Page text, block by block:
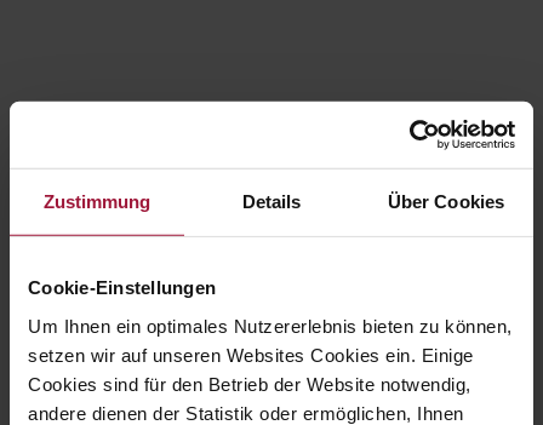
Zustimmung Details Über Cookies
Cookie-Einstellungen
Um Ihnen ein optimales Nutzererlebnis bieten zu können,
setzen wir auf unseren Websites Cookies ein. Einige
Cookies sind für den Betrieb der Website notwendig,
andere dienen der Statistik oder ermöglichen, Ihnen
csomagolás
A csomagolás területén két témán dolgozunk
újrahasznosítható műanyagok használata olyan célok,
amelyeket fenntarthatósági stratégiánkban rögzítettünk.